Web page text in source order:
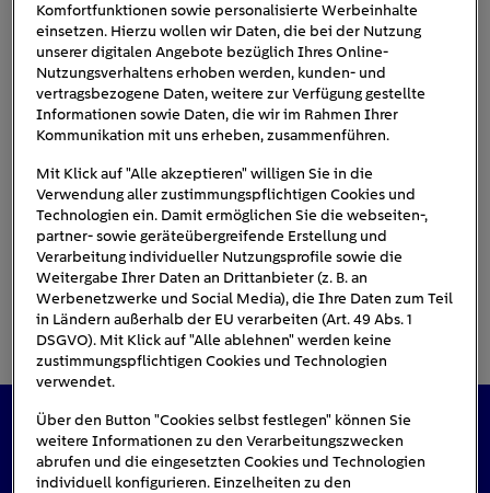
Das könnte Sie auch interessieren
Komfortfunktionen sowie personalisierte Werbeinhalte
einsetzen. Hierzu wollen wir Daten, die bei der Nutzung
unserer digitalen Angebote bezüglich Ihres Online-
Nutzungsverhaltens erhoben werden, kunden- und
vertragsbezogene Daten, weitere zur Verfügung gestellte
Informationen sowie Daten, die wir im Rahmen Ihrer
Kommunikation mit uns erheben, zusammenführen.
Mit Klick auf "Alle akzeptieren" willigen Sie in die
Verwendung aller zustimmungspflichtigen Cookies und
Technologien ein. Damit ermöglichen Sie die webseiten-,
partner- sowie geräteübergreifende Erstellung und
Verarbeitung individueller Nutzungsprofile sowie die
Weitergabe Ihrer Daten an Drittanbieter (z. B. an
Werbenetzwerke und Social Media), die Ihre Daten zum Teil
in Ländern außerhalb der EU verarbeiten (Art. 49 Abs. 1
DSGVO). Mit Klick auf "Alle ablehnen" werden keine
zustimmungspflichtigen Cookies und Technologien
verwendet.
Über den Button "Cookies selbst festlegen" können Sie
weitere Informationen zu den Verarbeitungszwecken
abrufen und die eingesetzten Cookies und Technologien
individuell konfigurieren. Einzelheiten zu den